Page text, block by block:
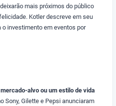
mais próximos do público
Kotler descreve em seu
o investimento em eventos por
alvo ou um estilo de vida
Sony, Gilette e Pepsi anunciaram